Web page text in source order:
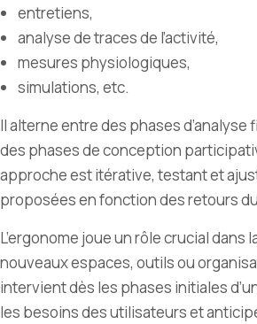
entretiens,
analyse de traces de l’activité,
mesures physiologiques,
simulations, etc.
Il alterne entre des phases d’analyse
des phases de conception
approche est itérative, testant et
proposées en fonction des retours
L’ergonome joue un rôle crucial dans
nouveaux espaces, outils ou
intervient dès les phases initiales
les besoins des utilisateurs et